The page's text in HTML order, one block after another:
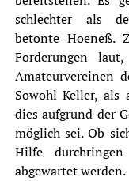
schlechter als
betonte Hoeneß.
Forderungen
Amateurvereinen
Sowohl Keller, als
dies aufgrund der
möglich sei. Ob
Hilfe
abgewartet werden.